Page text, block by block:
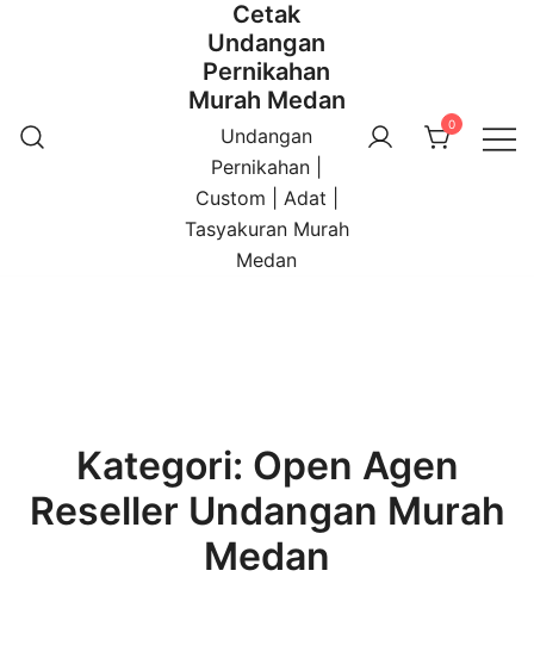
Cetak
Undangan
Pernikahan
Murah Medan
Undangan
Pernikahan |
Custom | Adat |
Tasyakuran Murah
Medan
0
Kategori: Open Agen
Reseller Undangan Murah
Medan